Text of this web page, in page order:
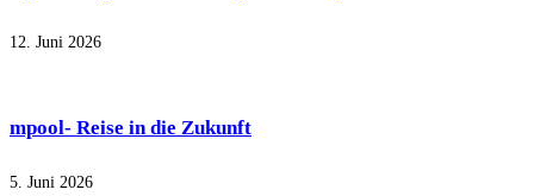
12. Juni 2026
mpool- Reise in die Zukunft
5. Juni 2026